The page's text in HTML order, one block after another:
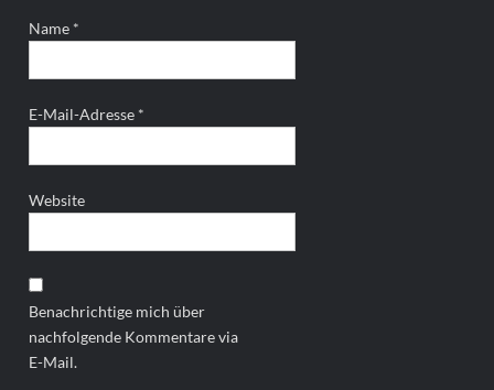
Name *
E-Mail-Adresse *
Website
Benachrichtige mich über
nachfolgende Kommentare via
E-Mail.